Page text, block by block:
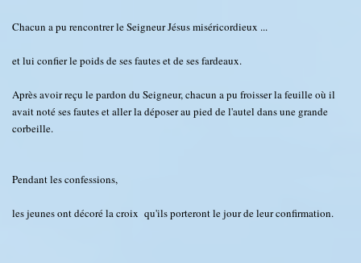
Chacun a pu rencontrer le Seigneur Jésus miséricordieux ...
et lui confier le poids de ses fautes et de ses fardeaux.
Après avoir reçu le pardon du Seigneur, chacun a pu froisser la feuille où il
avait noté ses fautes et aller la déposer au pied de l'autel dans une grande
corbeille.
Pendant les confessions,
les jeunes ont décoré la croix qu'ils porteront le jour de leur confirmation.